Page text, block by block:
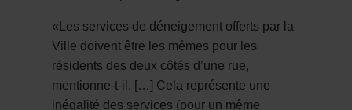
«Les services de déneigement offerts par la
Ville doivent être les mêmes pour les
résidents des deux côtés d’une rue,
mentionne-t-il. […] Cela représente une
inégalité des services (pour un même